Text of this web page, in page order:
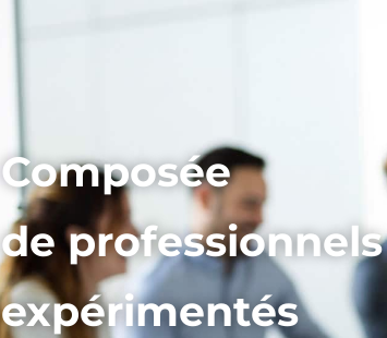
Composée
de professionnels
expérimentés